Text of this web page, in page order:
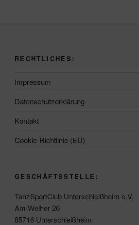
RECHTLICHES:
Impressum
Datenschutzerklärung
Kontakt
Cookie-Richtlinie (EU)
GESCHÄFTSSTELLE:
TanzSportClub Unterschleißheim e.V.
Am Weiher 26
85716 Unterschleißheim